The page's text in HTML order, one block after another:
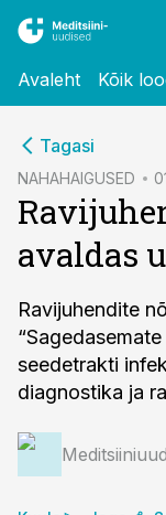
Avaleht Kõik
Tagasi
NAHAHAIGUSED
avaldas
Ravijuhendite
seedetrakti
diagnostika ja